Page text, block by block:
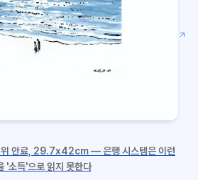
위 안료, 29.7x42cm — 은행 시스템은 이런
'소득'으로 읽지 못한다